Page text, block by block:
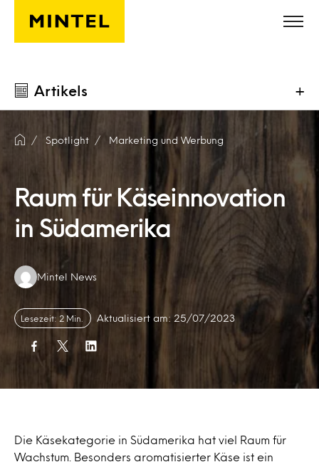
Skip to main content
Artikels +
Spotlight Marketing und Werbung
Raum für Käseinnovation
in Südamerika
Authors:
Mintel News
Lesezeit: 2 Min. Aktualisiert am: 25/07/2023
Die Käsekategorie in Südamerika hat viel Raum für
Wachstum. Besonders aromatisierter Käse ist ein